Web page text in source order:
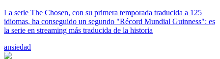
La serie The Chosen, con su primera temporada traducida a 125
idiomas, ha conseguido un segundo "Récord Mundial Guinness": es
la serie en streaming más traducida de la historia
ansiedad